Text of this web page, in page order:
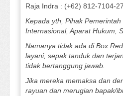
Raja Indra : (+62) 812-7104-
Kepada yth, Pihak
Internasional, Aparat Hukum,
Namanya tidak ada di Box
layani, sepak tanduk dan
tidak bertanggung jawab.
Jika mereka memaksa dan
rayuan dan merugian bapak/